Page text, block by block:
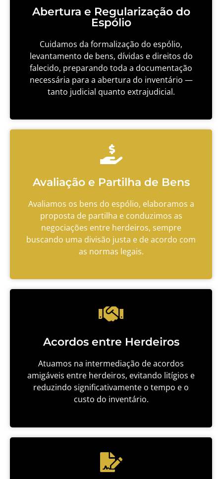
Abertura e Regularização do
Espólio
Cuidamos da formalização do espólio,
levantamento de bens, dívidas e direitos do
falecido, preparando toda a documentação
necessária para a abertura do inventário —
tanto judicial quanto extrajudicial.
Avaliação e Partilha de Bens
Avaliamos os bens do espólio, elaboramos a
proposta de partilha e conduzimos as
negociações entre herdeiros, sempre
buscando uma divisão justa e de acordo com
as normas legais.
Acordos entre Herdeiros
Atuamos na intermediação de acordos
amigáveis entre herdeiros, evitando litígios e
reduzindo significativamente o tempo e o
custo do inventário.